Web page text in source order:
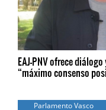
EAJ-PNV ofrece
“máximo consenso
Parlamento Vasco